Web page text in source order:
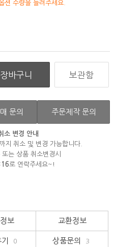
션 수량을 늘려주세요.
보관함
문의 주문제작 문의
소 변경 안내
지 취소 및 변경 가능합니다.
는 상품 취소변경시
로 연락주세요~!
보 교환정보
0 상품문의 3